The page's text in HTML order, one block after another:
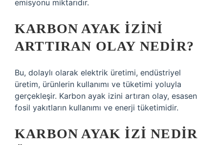
emisyonu miktarıdır.
KARBON AYAK IZINI
ARTTIRAN OLAY NEDIR?
Bu, dolaylı olarak elektrik üretimi, endüstriyel
üretim, ürünlerin kullanımı ve tüketimi yoluyla
gerçekleşir. Karbon ayak izini artıran olay, esasen
fosil yakıtların kullanımı ve enerji tüketimidir.
KARBON AYAK IZI NEDIR